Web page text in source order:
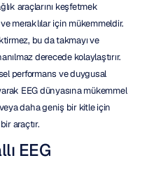
araçlarını keşfetmek
meraklılar için mükemmeldir.
bu da takmayı ve
derecede kolaylaştırır.
performans ve duygusal
EEG dünyasına mükemmel
daha geniş bir kitle için
araçtır.
EEG